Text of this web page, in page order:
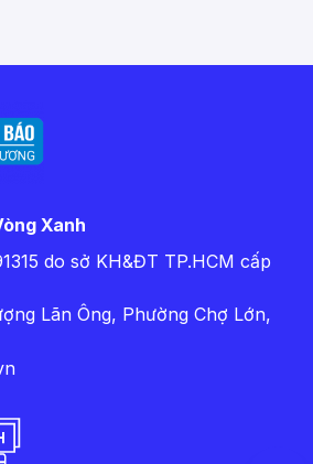
Xanh
do sở KH&ĐT TP.HCM cấp
Lãn Ông, Phường Chợ Lớn,